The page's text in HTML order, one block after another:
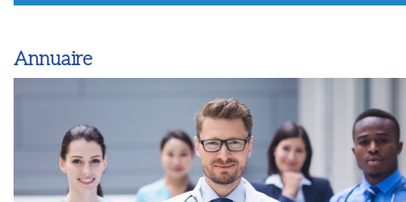
Annuaire